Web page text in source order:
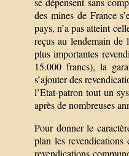
des mines de France
pays, n’a pas atteint
reçus au lendemain de
plus importantes
15.000 francs), la
s’ajouter des
l’Etat-patron tout un
après de nombreuses
Pour donner le
plan les revendications
revendications